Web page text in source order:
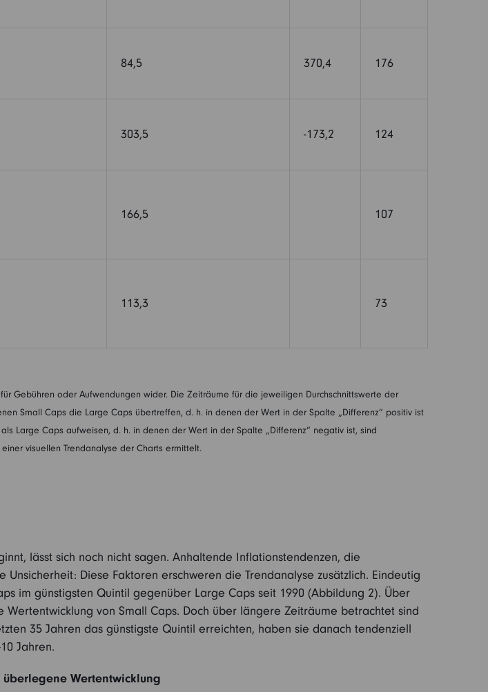
84,5 370,4 176
303,5 -173,2 124
166,5 107
113,3 73
Gebühren oder Aufwendungen wider. Die Zeiträume für die jeweiligen Durchschnittswerte der
Small Caps die Large Caps übertreffen, d. h. in denen der Wert in der Spalte „Differenz” positiv ist
Large Caps aufweisen, d. h. in denen der Wert in der Spalte „Differenz” negativ ist, sind
visuellen Trendanalyse der Charts ermittelt.
lässt sich noch nicht sagen. Anhaltende Inflationstendenzen, die
Diese Faktoren erschweren die Trendanalyse zusätzlich. Eindeutig
im günstigsten Quintil gegenüber Large Caps seit 1990 (Abbildung 2). Über
von Small Caps. Doch über längere Zeiträume betrachtet sind
35 Jahren das günstigste Quintil erreichten, haben sie danach tendenziell
Jahren.
Wertentwicklung